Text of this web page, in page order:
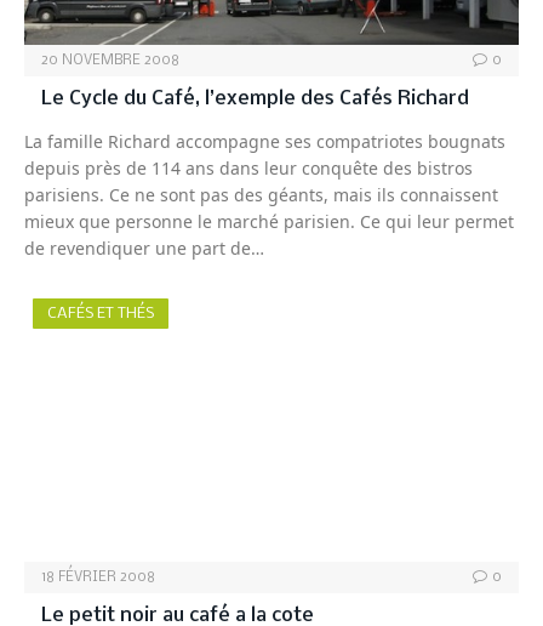
20 NOVEMBRE 2008 0
Le Cycle du Café, l’exemple des Cafés Richard
La famille Richard accompagne ses compatriotes bougnats
depuis près de 114 ans dans leur conquête des bistros
parisiens. Ce ne sont pas des géants, mais ils connaissent
mieux que personne le marché parisien. Ce qui leur permet
de revendiquer une part de…
CAFÉS ET THÉS
18 FÉVRIER 2008 0
Le petit noir au café a la cote